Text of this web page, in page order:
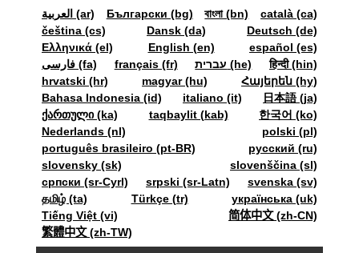
العربية (ar) Български (bg) বাংলা (bn)
català (ca)
čeština (cs)
Dansk (da)
Deutsch (de)
Ελληνικά (el)
English (en)
español (es)
فارسی (fa)
français (fr) עברית (he)
हिन्दी (hin)
hrvatski (hr)
magyar (hu)
Հայերեն (hy)
Bahasa Indonesia (id)
italiano (it)
日本語 (ja)
ქართული (ka)
taqbaylit (kab)
한국어 (ko)
Nederlands (nl)
polski (pl)
português brasileiro (pt-BR)
pyccкий (ru)
slovensky (sk)
slovenščina (sl)
српски (sr-Cyrl)
srpski (sr-Latn)
svenska (sv)
தமிழ் (ta)
Türkçe (tr)
українська (uk)
Tiếng Việt (vi)
简体中文 (zh-CN)
繁體中文 (zh-TW)